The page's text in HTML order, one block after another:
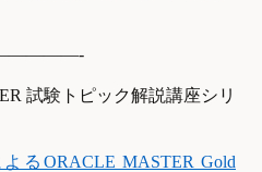
試験トピック解説講座シリ
るORACLE MASTER Gold